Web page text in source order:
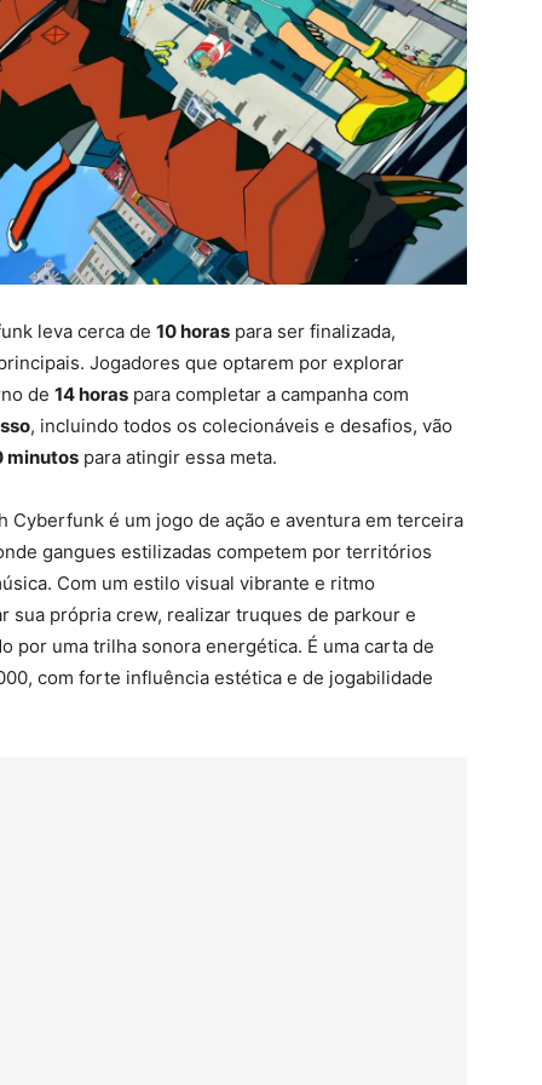
leva cerca de 10 horas para ser finalizada,
Jogadores que optarem por explorar
de 14 horas para completar a campanha com
, incluindo todos os colecionáveis e desafios, vão
minutos para atingir essa meta.
Cyberfunk é um jogo de ação e aventura em terceira
gangues estilizadas competem por territórios
Com um estilo visual vibrante e ritmo
sua própria crew, realizar truques de parkour e
por uma trilha sonora energética. É uma carta de
com forte influência estética e de jogabilidade